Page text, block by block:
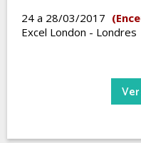
24 a 28/03/2017
Excel London - Londres